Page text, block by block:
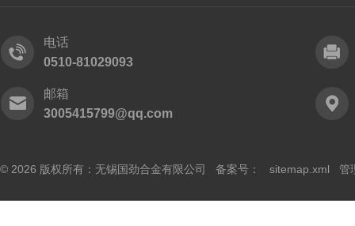
电话
0510-81029093
邮箱
3005415799@qq.com
© 2026 版权所有：无锡国劲合金有限公司 备案号： sitemap.xml 管